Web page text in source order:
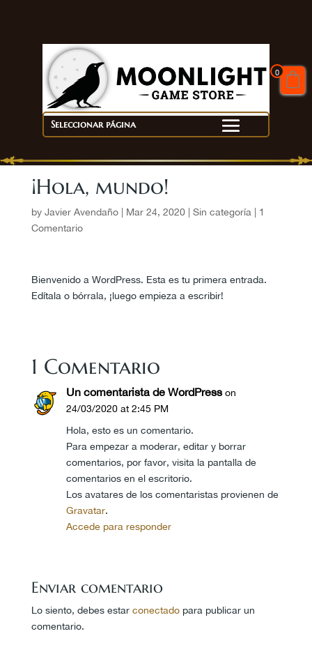
Seleccionar página
¡Hola, mundo!
by Javier Avendaño| Mar 24, 2020| Sin categoría
1
Comentario
Bienvenido a WordPress. Esta es tu primera entrada.
Edítala o bórrala, ¡luego empieza a escribir!
1 Comentario
Un comentarista de WordPress on
24/03/2020 at 2:45 PM
Hola, esto es un comentario.
Para empezar a moderar, editar y borrar
comentarios, por favor, visita la pantalla de
comentarios en el escritorio.
Los avatares de los comentaristas provienen de
Gravatar.
Accede para responder
Enviar comentario
Lo siento, debes estar conectadopara publicar un
comentario.
0